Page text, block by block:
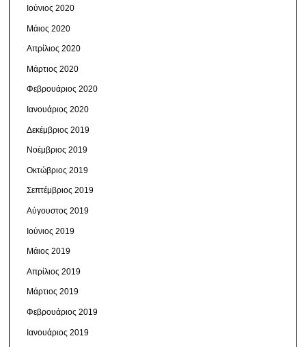
Ιούνιος 2020
Μάιος 2020
Απρίλιος 2020
Μάρτιος 2020
Φεβρουάριος 2020
Ιανουάριος 2020
Δεκέμβριος 2019
Νοέμβριος 2019
Οκτώβριος 2019
Σεπτέμβριος 2019
Αύγουστος 2019
Ιούνιος 2019
Μάιος 2019
Απρίλιος 2019
Μάρτιος 2019
Φεβρουάριος 2019
Ιανουάριος 2019